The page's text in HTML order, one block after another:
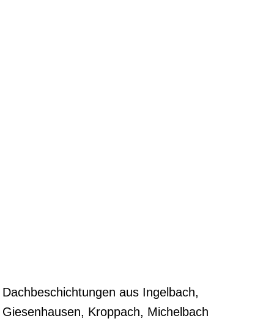
Dachbeschichtungen aus Ingelbach,
Giesenhausen, Kroppach, Michelbach